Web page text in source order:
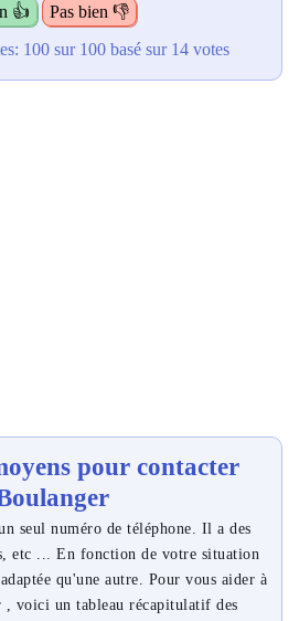
👍
Pas bien 👎
100sur 100basé sur 14votes
pour contacter
seul numéro de téléphone. Il a des
etc ... En fonction de votre situation
qu'une autre. Pour vous aider à
, voici un tableau récapitulatif des